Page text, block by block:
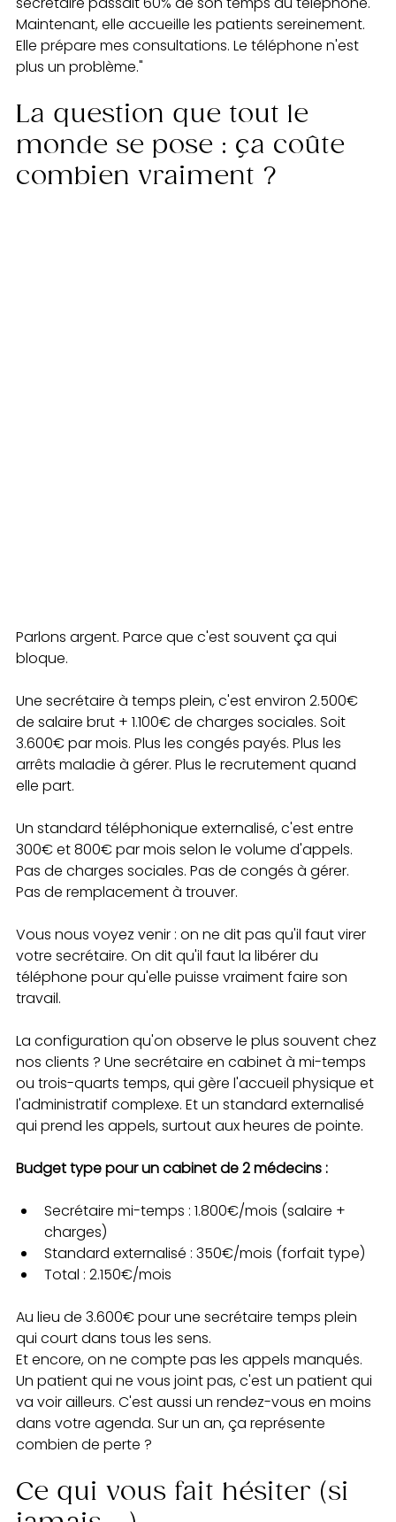
Maintenant, elle accueille les patients sereinement.
Elle prépare mes consultations. Le téléphone n'est
plus un problème."
La question que tout le
monde se pose : ça coûte
combien vraiment ?
Parlons argent. Parce que c'est souvent ça qui
bloque.
Une secrétaire à temps plein, c'est environ 2.500€
de salaire brut + 1.100€ de charges sociales. Soit
3.600€ par mois. Plus les congés payés. Plus les
arrêts maladie à gérer. Plus le recrutement quand
elle part.
Un standard téléphonique externalisé, c'est entre
300€ et 800€ par mois selon le volume d'appels.
Pas de charges sociales. Pas de congés à gérer.
Pas de remplacement à trouver.
Vous nous voyez venir : on ne dit pas qu'il faut virer
votre secrétaire. On dit qu'il faut la libérer du
téléphone pour qu'elle puisse vraiment faire son
travail.
La configuration qu'on observe le plus souvent chez
nos clients ? Une secrétaire en cabinet à mi-temps
ou trois-quarts temps, qui gère l'accueil physique et
l'administratif complexe. Et un standard externalisé
qui prend les appels, surtout aux heures de pointe.
Budget type pour un cabinet de 2 médecins :
Secrétaire mi-temps : 1.800€/mois (salaire +
charges)
Standard externalisé : 350€/mois (forfait type)
Total : 2.150€/mois
Au lieu de 3.600€ pour une secrétaire temps plein
qui court dans tous les sens.
Et encore, on ne compte pas les appels manqués.
Un patient qui ne vous joint pas, c'est un patient qui
va voir ailleurs. C'est aussi un rendez-vous en moins
dans votre agenda. Sur un an, ça représente
combien de perte ?
Ce qui vous fait hésiter (si